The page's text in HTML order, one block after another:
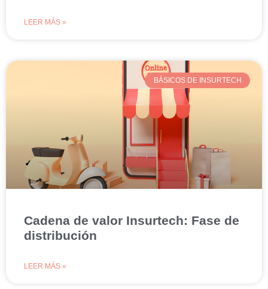
LEER MÁS »
BÁSICOS DE INSURTECH
Cadena de valor Insurtech: Fase de
distribución
LEER MÁS »